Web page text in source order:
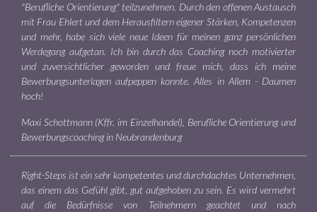
"Berufliche Orientierung" teilzunehmen. Durch den offenen Austausch
mit Frau Ehlert und dem Herausfiltern eigener Stärken, Kompetenzen
und mehr, habe sich viele neue Ideen für meinen ganz persönlichen
Werdegang aufgetan. Ich bin durch das Coaching noch motivierter
und zuversichtlicher geworden und freue mich, dass ich meine
Bewerbungsunterlagen aufpeppen konnte. Alles in Allem - Daumen
hoch!
Maxi Schottmann (Kffr. im Einzelhandel), Berufliche Orientierung und
Bewerbungscoaching in Neubrandenburg
Right-Steps ist ein sehr kompetentes und durchdachtes Unternehmen,
das einem das Gefühl gibt, gut aufgehoben zu sein. Es wird vermehrt
auf die Bedürfnisse von Teilnehmern geachtet und nach